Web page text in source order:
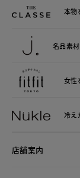
本物
名品素
女性
冷え
店舗案内